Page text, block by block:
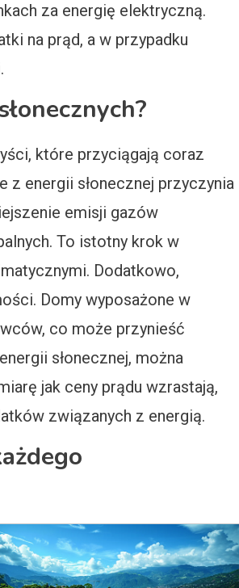
za energię elektryczną.
na prąd, a w przypadku
które przyciągają coraz
energii słonecznej przyczynia
emisji gazów
To istotny krok w
Dodatkowo,
Domy wyposażone w
co może przynieść
słonecznej, można
jak ceny prądu wzrastają,
związanych z energią.